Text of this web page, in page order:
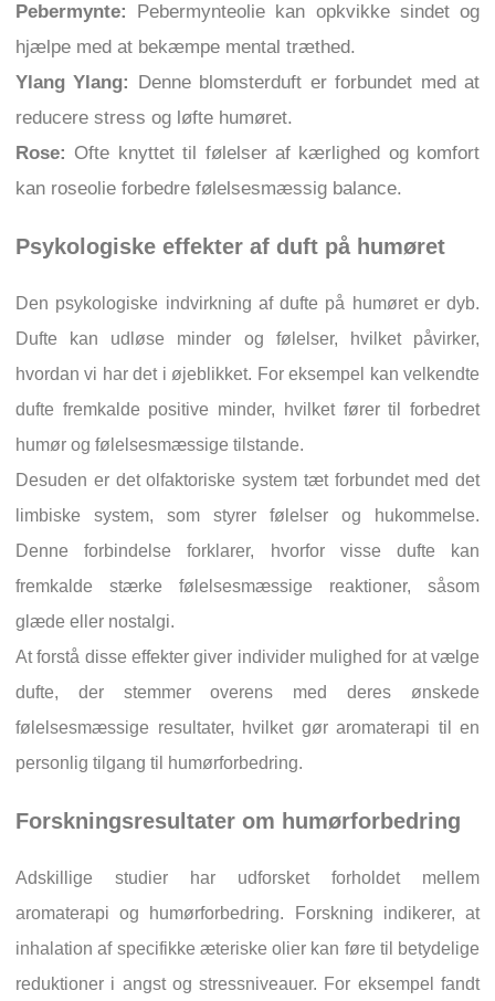
Pebermynte:
Pebermynteolie kan opkvikke sindet og
hjælpe med at bekæmpe mental træthed.
Ylang Ylang:
Denne blomsterduft er forbundet med at
reducere stress og løfte humøret.
Rose: Ofte knyttet til følelser af kærlighed og komfort
kan roseolie forbedre følelsesmæssig balance.
Psykologiske effekter af duft på humøret
Den psykologiske indvirkning af dufte på humøret er dyb.
Dufte kan udløse minder og følelser, hvilket påvirker,
hvordan vi har det i øjeblikket. For eksempel kan velkendte
dufte fremkalde positive minder, hvilket fører til forbedret
humør og følelsesmæssige tilstande.
Desuden er det olfaktoriske system tæt forbundet med det
limbiske system, som styrer følelser og hukommelse.
Denne forbindelse forklarer, hvorfor visse dufte kan
fremkalde stærke følelsesmæssige reaktioner, såsom
glæde eller nostalgi.
At forstå disse effekter giver individer mulighed for at vælge
dufte, der stemmer overens med deres ønskede
følelsesmæssige resultater, hvilket gør aromaterapi til en
personlig tilgang til humørforbedring.
Forskningsresultater om humørforbedring
Adskillige studier har udforsket forholdet mellem
aromaterapi og humørforbedring. Forskning indikerer, at
inhalation af specifikke æteriske olier kan føre til betydelige
reduktioner i angst og stressniveauer. For eksempel fandt